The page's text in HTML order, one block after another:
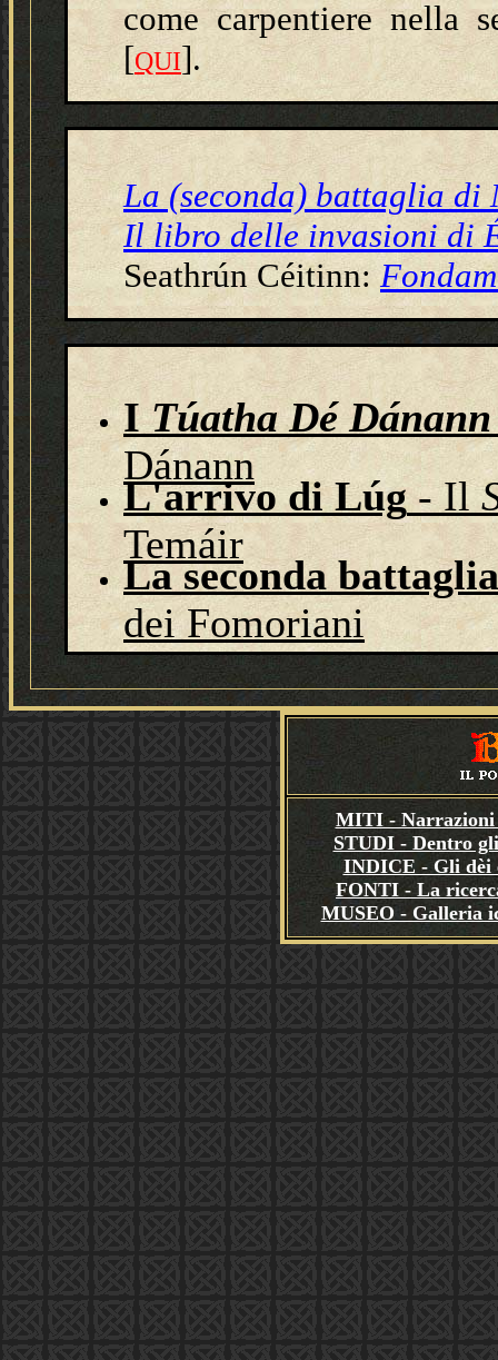
come carpentiere nella
[QUI].
La (seconda) battaglia di
Il libro delle invasioni di
Seathrún Céitinn:
ITúatha Dé Dánann
Dánann
L'arrivo di Lúg - Il
Temáir
La seconda
dei Fomoriani
MITI - Narrazioni
STUDI - Dentro
INDICE - Gli dèi
FONTI - La
MUSEO - Galleria